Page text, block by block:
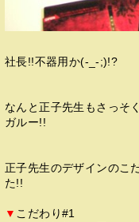
社長!!不器用か(-_-;)!?
なんと正子先生もさっそ
ガルー!!
正子先生のデザインのこ
た!!
▼ こだわり#1